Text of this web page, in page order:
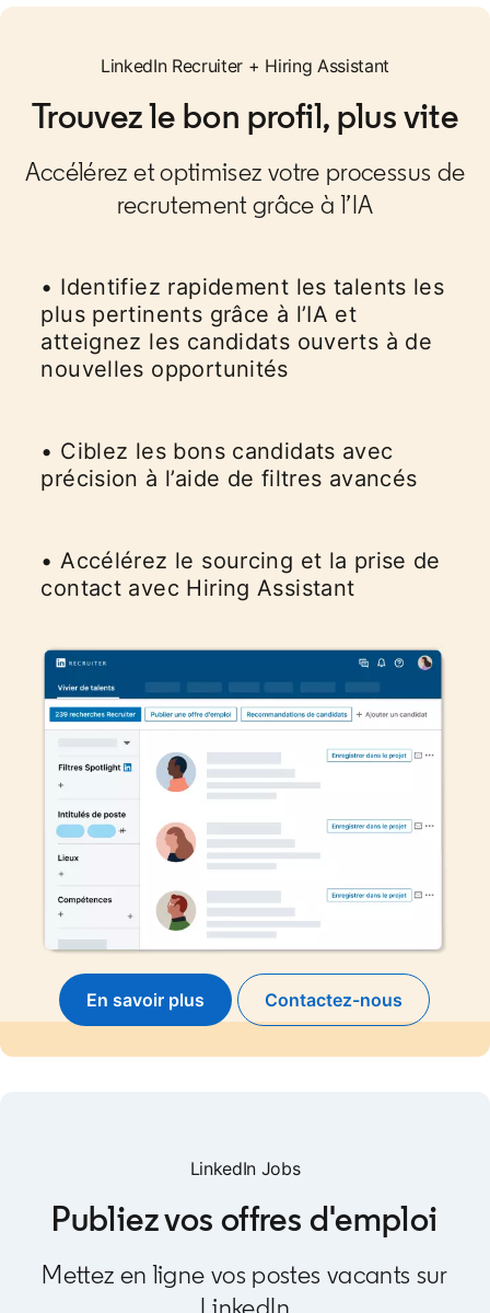
LinkedIn Recruiter + Hiring Assistant
Trouvez le bon profil, plus vite
Accélérez et optimisez votre processus de
recrutement grâce à l’IA​​
• Identifiez rapidement les talents les
plus pertinents grâce à l’IA et
atteignez les candidats ouverts à de
nouvelles opportunités​
• Ciblez les bons candidats avec
précision à l’aide de filtres avancés​
• Accélérez le sourcing et la prise de
contact avec Hiring Assistant​
En savoir plus Contactez-nous
LinkedIn Jobs
Publiez vos offres d'emploi
Mettez en ligne vos postes vacants sur